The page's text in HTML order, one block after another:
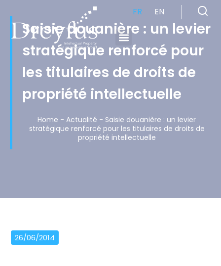
FR EN
Saisie douanière : un levier
stratégique renforcé pour
les titulaires de droits de
propriété intellectuelle
Home - Actualité - Saisie douanière : un levier
stratégique renforcé pour les titulaires de droits de
propriété intellectuelle
26/06/2014